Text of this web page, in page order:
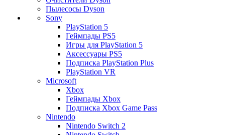
Пылесосы Dyson
Sony
PlayStation 5
Геймпады PS5
Игры для PlayStation 5
Аксессуары PS5
Подписка PlayStation Plus
PlayStation VR
Microsoft
Xbox
Геймпады Xbox
Подписка Xbox Game Pass
Nintendo
Nintendo Switch 2